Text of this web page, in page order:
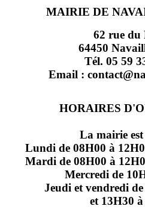
MAIRIE DE
62 rue du
64450
Tél. 05 59
Email :
HORAIRES
La mairie
Lundi de 08H00 à
Mardi de 08H00 à
Mercredi de
Jeudi et vendredi
et 13H30